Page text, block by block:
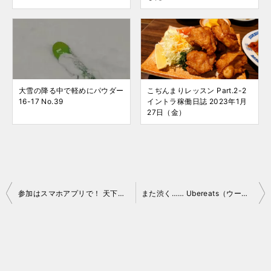
大雪の降る中で軽めにパウダー
16-17 No.39
こぢんまりレッスン Part.2-2
イントラ稼働日誌 2023年1月
27日（金）
投
参加はスマホアプリで！ 天下一品祭り 2021 また渋く…… Ubereats（ウーバーイーツ） 稼動日誌 2021/10/15